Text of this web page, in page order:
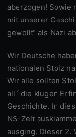
aberzogen! Sowie
mit unserer
gewollt“ als Nazi
Wir Deutsche haben den Stolz verloren! Jedes Volk darf
nationalen Stolz
Wir alle sollten
all´ die klugen
Geschichte. In
NS-Zeit
ausging. Dieser 2.